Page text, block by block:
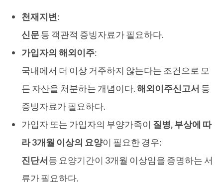
천재지변:
신문등 객관적 증빙자료가 필요하다.
가입자의 해외이주:
국내에서 더 이상 거주하지 않는다는 조건으로 모
든 자산을 처분하는 개념이다.해외이주신고서 등
증빙자료가 필요하다.
가입자 또는 가입자의 부양가족이 질병, 부상에 따
라 3개월 이상의 요양이 필요한 경우:
진단서등 요양기간이 3개월 이상임을 증명하는 서
류가 필요하다.